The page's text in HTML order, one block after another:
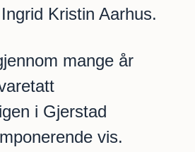
Kristin Aarhus.
mange år
i Gjerstad
vis.